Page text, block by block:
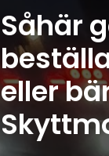
Såhär
eller